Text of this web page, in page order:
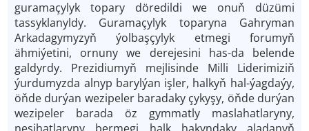
guramaçylyk topary döredildi we onuň düzümi
tassyklanyldy. Guramaçylyk toparyna Gahryman
Arkadagymyzyň ýolbaşçylyk etmegi forumyň
ähmiýetini, ornuny we derejesini has-da belende
galdyrdy. Prezidiumyň mejlisinde Milli Liderimiziň
ýurdumyzda alnyp barylýan işler, halkyň hal-ýagdaýy,
öň­de durýan wezipeler baradaky çykyşy, öň­de durýan
wezipeler barada öz gymmatly maslahatlaryny,